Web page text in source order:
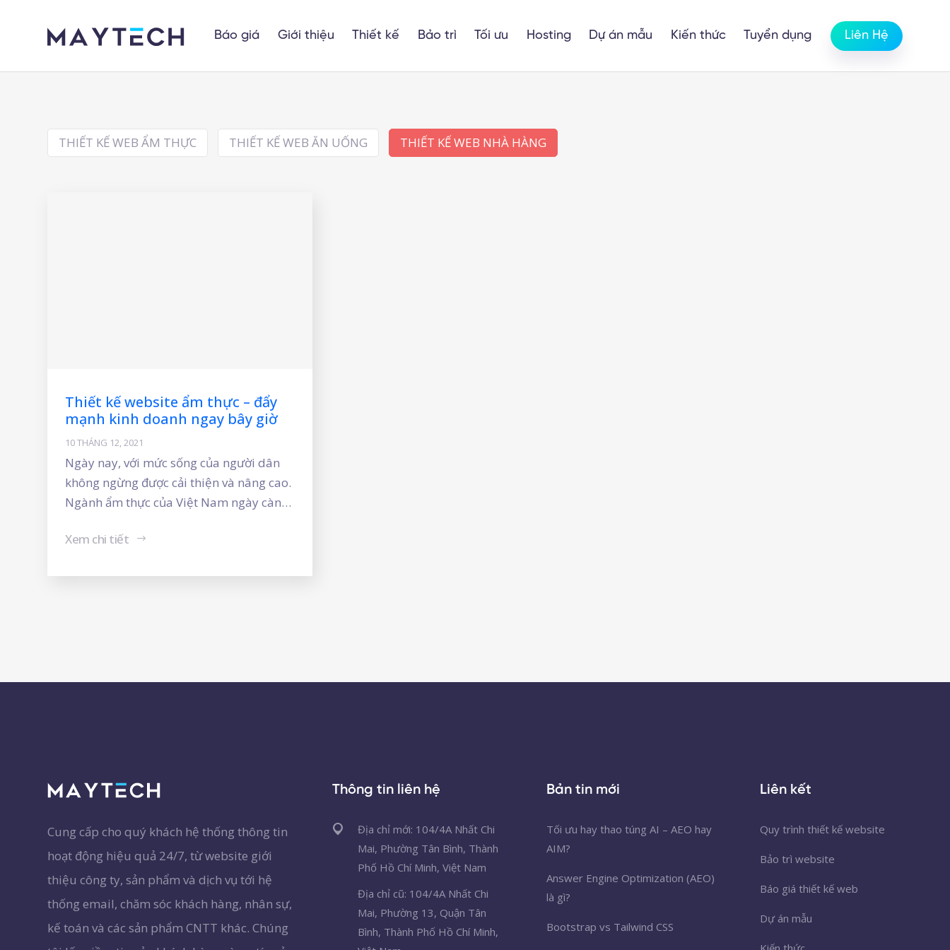
Báo giá Giới thiệu Thiết kế Bảo trì Tối ưu Hosting Dự án mẫu Kiến thức Tuyển dụng Liên Hệ
THIẾT KẾ WEB ẨM THỰC THIẾT KẾ WEB ĂN UỐNG THIẾT KẾ WEB NHÀ HÀNG
Thiết kế website ẩm thực – đẩy
mạnh kinh doanh ngay bây giờ
10 THÁNG 12, 2021
Ngày nay, với mức sống của người dân
không ngừng được cải thiện và nâng cao.
Ngành ẩm thực của Việt Nam ngày càng
dịch vụ ăn uống là một trong những
nay. Đặc biệt trong thời đại công
Xem chi tiết
Cung cấp cho quý khách hệ thống thông tin
hoạt động hiệu quả 24/7, từ website giới
thiệu công ty, sản phẩm và dịch vụ tới hệ
thống email, chăm sóc khách hàng, nhân sự,
kế toán và các sản phẩm CNTT khác. Chúng
Thông tin liên hệ
Địa chỉ mới: 104/4A Nhất Chi
Mai, Phường Tân Bình, Thành
Phố Hồ Chí Minh, Việt Nam
Địa chỉ cũ: 104/4A Nhất Chi
Mai, Phường 13, Quận Tân
Bình, Thành Phố Hồ Chí Minh,
Bản tin mới
Tối ưu hay thao túng AI – AEO hay
AIM?
Answer Engine Optimization (AEO)
là gì?
Bootstrap vs Tailwind CSS
Liên kết
Quy trình thiết kế website
Bảo trì website
Báo giá thiết kế web
Dự án mẫu